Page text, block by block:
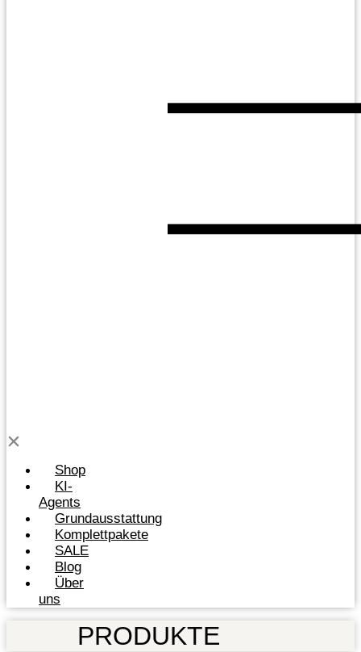
Shop
KI-
Agents
Grundausstattung
Komplettpakete
SALE
Blog
Über
uns
PRODUKTE